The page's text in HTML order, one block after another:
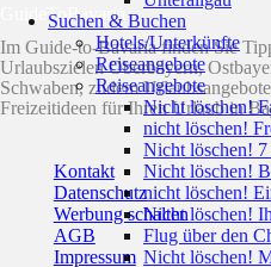
GuideToBavaria
Im Guide-to-Bavaria finden Sie
Urlaubszielen Oberbayern,
Schwaben, zudem
Freizeitideen für Ihren Urlaub in
Kontakt
Datenschutz
Werbung schalten
AGB
Impressum
Suchen & Buchen
Hotels/Unterkünfte
Reiseangebote
Reiseangebote
Nicht löschen!
nicht löschen!
Nicht löschen! 7
Nicht löschen!
nicht löschen!
Nicht löschen!
Flug über den
Nicht löschen!